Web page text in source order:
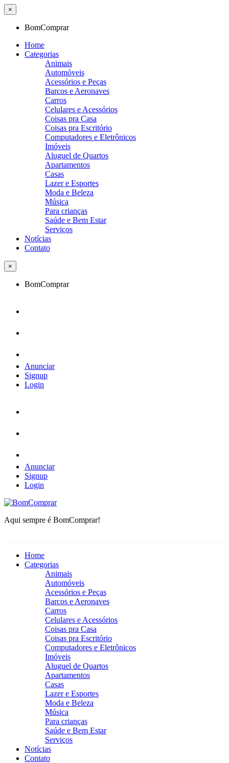
×
BomComprar
Home
Categorias
Animais
Automóveis
Acessórios e Peças
Barcos e Aeronaves
Carros
Celulares e Acessórios
Coisas pra Casa
Coisas pra Escritório
Computadores e Eletrônicos
Imóveis
Aluguel de Quartos
Apartamentos
Casas
Lazer e Esportes
Moda e Beleza
Música
Para crianças
Saúde e Bem Estar
Serviços
Notícias
Contato
×
BomComprar
Anunciar
Signup
Login
Anunciar
Signup
Login
BomComprar
Aqui sempre é BomComprar!
Home
Categorias
Animais
Automóveis
Acessórios e Peças
Barcos e Aeronaves
Carros
Celulares e Acessórios
Coisas pra Casa
Coisas pra Escritório
Computadores e Eletrônicos
Imóveis
Aluguel de Quartos
Apartamentos
Casas
Lazer e Esportes
Moda e Beleza
Música
Para crianças
Saúde e Bem Estar
Serviços
Notícias
Contato